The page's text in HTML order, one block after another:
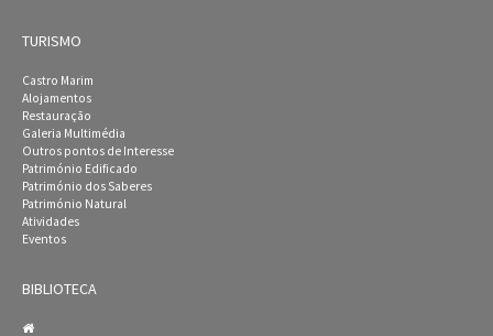
TURISMO
Castro Marim
Alojamentos
Restauração
Galeria Multimédia
Outros pontos de Interesse
Património Edificado
Património dos Saberes
Património Natural
Atividades
Eventos
BIBLIOTECA